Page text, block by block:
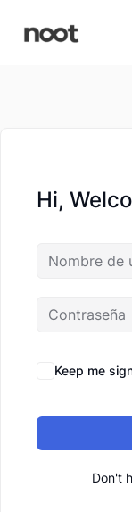
Hi,
Keep me
Don't